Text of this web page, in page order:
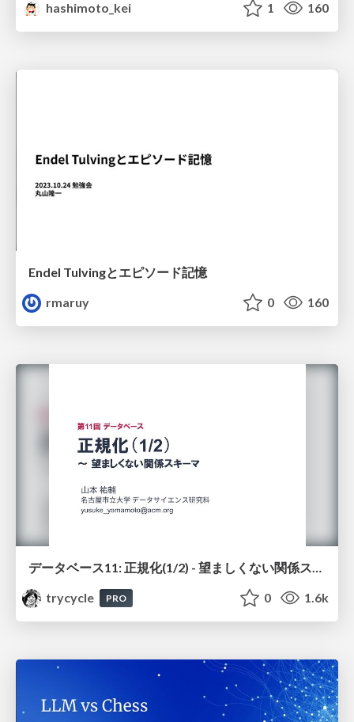
hashimoto_kei
1 160
Endel Tulvingとエピソード記憶
rmaruy
0 160
trycycle
PRO 0 1.6k